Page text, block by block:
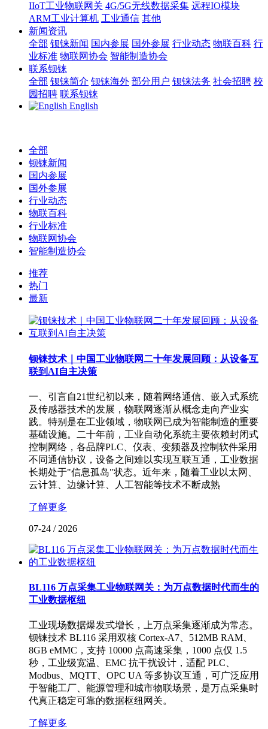
IIoT工业物联网关 4G/5G无线数据采集 远程IO模块
ARM工业计算机 工业通信 其他
新闻资讯
全部 钡铼新闻 国内参展 国外参展 行业动态 物联百科 行
业标准 物联网协会 智能制造协会
联系钡铼
全部 钡铼简介 钡铼海外 部分用户 钡铼法务 社会招聘 校
园招聘 联系钡铼
English
全部
钡铼新闻
国内参展
国外参展
行业动态
物联百科
行业标准
物联网协会
智能制造协会
推荐
热门
最新
钡铼技术｜中国工业物联网二十年发展回顾：从设备互
联到AI自主决策
一、引言自21世纪初以来，随着网络通信、嵌入式系统
及传感器技术的发展，物联网逐渐从概念走向产业实
践。特别是在工业领域，物联网已成为智能制造的重要
基础设施。二十年前，工业自动化系统主要依赖封闭式
控制网络，各品牌PLC、仪表、变频器及控制软件采用
不同通信协议，设备之间难以实现互联互通，工业数据
长期处于"信息孤岛"状态。近年来，随着工业以太网、
云计算、边缘计算、人工智能等技术不断成熟
了解更多
07-24 / 2026
BL116 万点采集工业物联网关：为万点数据时代而生的
工业数据枢纽
工业现场数据爆发式增长，上万点采集逐渐成为常态。
钡铼技术 BL116 采用双核 Cortex-A7、512MB RAM、
8GB eMMC，支持 10000 点高速采集，1000 点仅 1.5
秒，工业级宽温、EMC 抗干扰设计，适配 PLC、
Modbus、MQTT、OPC UA 等多协议互通，可广泛应用
于智能工厂、能源管理和城市物联场景，是万点采集时
代真正稳定可靠的数据枢纽网关。
了解更多